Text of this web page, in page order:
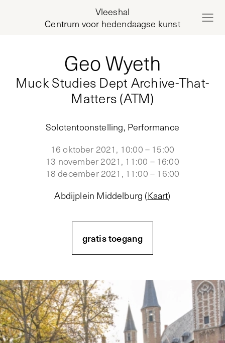
Vleeshal
Centrum voor hedendaagse kunst
Muck Studies Dept Archive-That-
Matters (ATM)
Geo Wyeth
Solotentoonstelling, Performance
16 oktober 2021, 10:00 – 15:00
13 november 2021, 11:00 – 16:00
18 december 2021, 11:00 – 16:00
Abdijplein Middelburg (Kaart)
gratis toegang